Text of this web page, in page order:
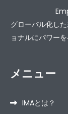
グローバル化し
ョナルにパワー
メニュー
IMAとは？